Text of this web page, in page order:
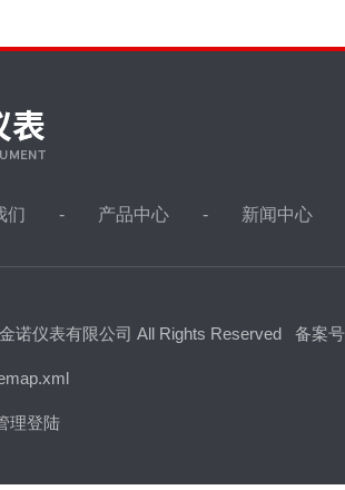
们 产品中心 新闻中心
诺仪表有限公司 All Rights Reserved 备案
理登陆